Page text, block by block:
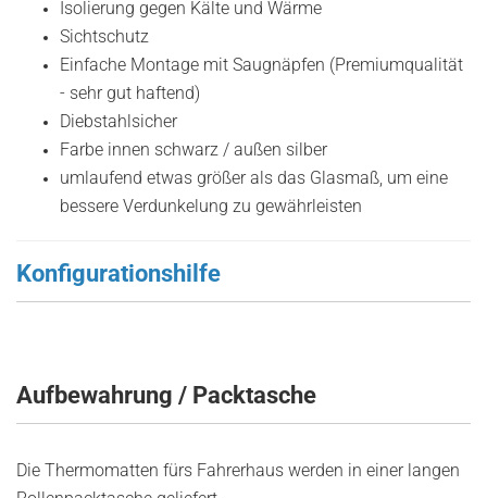
Isolierung gegen Kälte und Wärme
Sichtschutz
Einfache Montage mit Saugnäpfen (Premiumqualität
- sehr gut haftend)
Diebstahlsicher
Farbe innen schwarz / außen silber
umlaufend etwas größer als das Glasmaß, um eine
bessere Verdunkelung zu gewährleisten
Konfigurationshilfe
Aufbewahrung / Packtasche
Die Thermomatten fürs Fahrerhaus werden in einer langen